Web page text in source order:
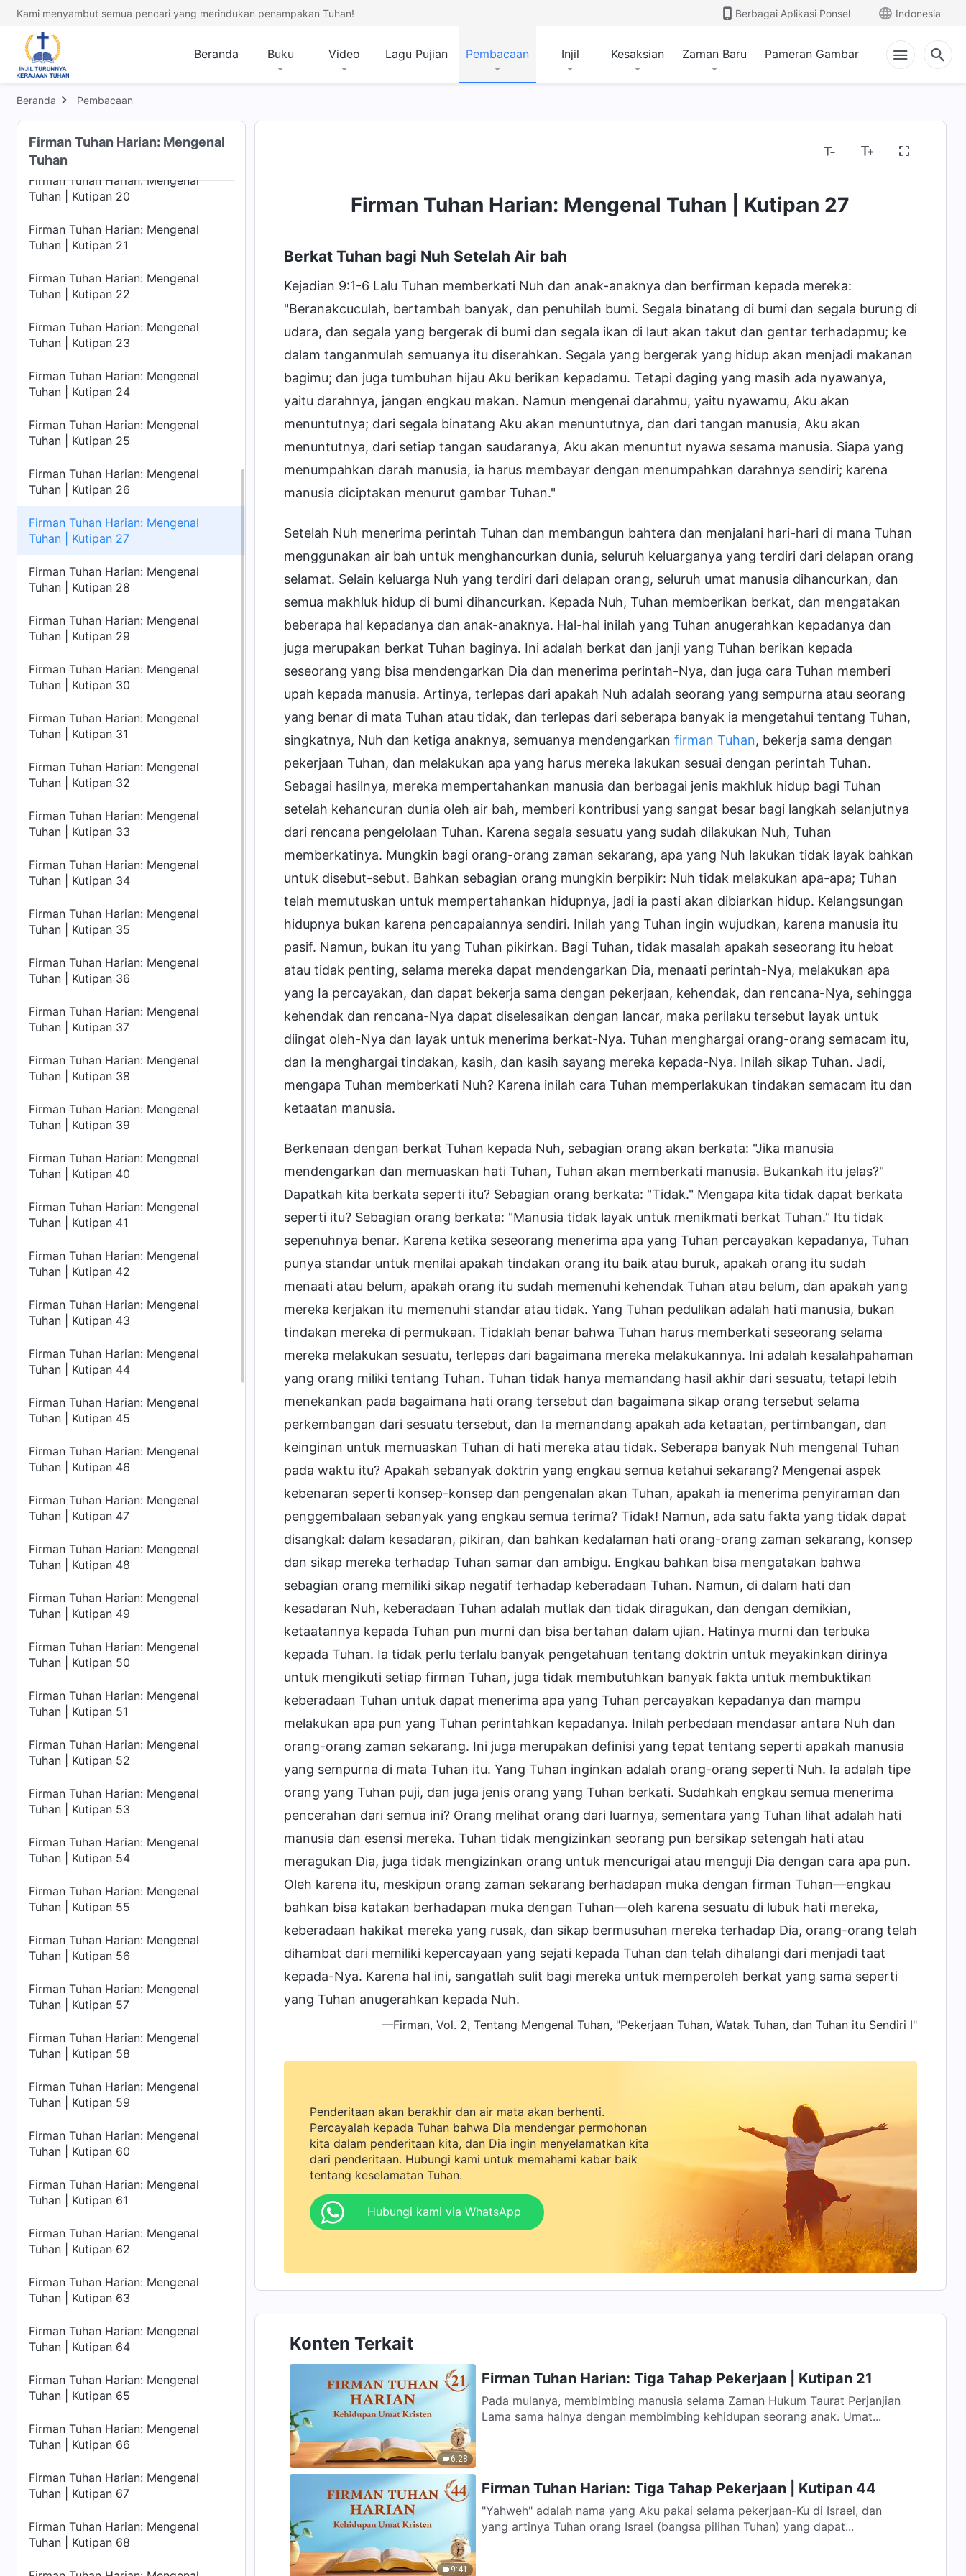
Kami menyambut semua pencari yang merindukan penampakan Tuhan! Berbagai Aplikasi Ponsel Indonesia
Beranda Buku Video Lagu Pujian Pembacaan Injil Kesaksian Zaman Baru Pameran Gambar
Beranda Pembacaan
Firman Tuhan Harian: Mengenal
Tuhan
Firman Tuhan Harian: Mengenal
Tuhan | Kutipan 17
Tuhan | Kutipan 18
Tuhan | Kutipan 19
Firman Tuhan Harian: Mengenal
Tuhan | Kutipan 20
Firman Tuhan Harian: Mengenal
Tuhan | Kutipan 21
Firman Tuhan Harian: Mengenal
Tuhan | Kutipan 22
Firman Tuhan Harian: Mengenal
Tuhan | Kutipan 23
Firman Tuhan Harian: Mengenal
Tuhan | Kutipan 24
Firman Tuhan Harian: Mengenal
Tuhan | Kutipan 25
Firman Tuhan Harian: Mengenal
Tuhan | Kutipan 26
Firman Tuhan Harian: Mengenal
Tuhan | Kutipan 27
Firman Tuhan Harian: Mengenal
Tuhan | Kutipan 28
Firman Tuhan Harian: Mengenal
Tuhan | Kutipan 29
Firman Tuhan Harian: Mengenal
Tuhan | Kutipan 30
Firman Tuhan Harian: Mengenal
Tuhan | Kutipan 31
Firman Tuhan Harian: Mengenal
Tuhan | Kutipan 32
Firman Tuhan Harian: Mengenal
Tuhan | Kutipan 33
Firman Tuhan Harian: Mengenal
Tuhan | Kutipan 34
Firman Tuhan Harian: Mengenal
Tuhan | Kutipan 35
Firman Tuhan Harian: Mengenal
Tuhan | Kutipan 36
Firman Tuhan Harian: Mengenal
Tuhan | Kutipan 37
Firman Tuhan Harian: Mengenal
Tuhan | Kutipan 38
Firman Tuhan Harian: Mengenal
Tuhan | Kutipan 39
Firman Tuhan Harian: Mengenal
Tuhan | Kutipan 40
Firman Tuhan Harian: Mengenal
Tuhan | Kutipan 41
Firman Tuhan Harian: Mengenal
Tuhan | Kutipan 42
Firman Tuhan Harian: Mengenal
Tuhan | Kutipan 43
Firman Tuhan Harian: Mengenal
Tuhan | Kutipan 44
Firman Tuhan Harian: Mengenal
Tuhan | Kutipan 45
Firman Tuhan Harian: Mengenal
Tuhan | Kutipan 46
Firman Tuhan Harian: Mengenal
Tuhan | Kutipan 47
Firman Tuhan Harian: Mengenal
Tuhan | Kutipan 48
Firman Tuhan Harian: Mengenal
Tuhan | Kutipan 49
Firman Tuhan Harian: Mengenal
Tuhan | Kutipan 50
Firman Tuhan Harian: Mengenal
Tuhan | Kutipan 51
Firman Tuhan Harian: Mengenal
Tuhan | Kutipan 52
Firman Tuhan Harian: Mengenal
Tuhan | Kutipan 53
Firman Tuhan Harian: Mengenal
Tuhan | Kutipan 54
Firman Tuhan Harian: Mengenal
Tuhan | Kutipan 55
Firman Tuhan Harian: Mengenal
Tuhan | Kutipan 56
Firman Tuhan Harian: Mengenal
Tuhan | Kutipan 57
Firman Tuhan Harian: Mengenal
Tuhan | Kutipan 58
Firman Tuhan Harian: Mengenal
Tuhan | Kutipan 59
Firman Tuhan Harian: Mengenal
Tuhan | Kutipan 60
Firman Tuhan Harian: Mengenal
Tuhan | Kutipan 61
Firman Tuhan Harian: Mengenal
Tuhan | Kutipan 62
Firman Tuhan Harian: Mengenal
Tuhan | Kutipan 63
Firman Tuhan Harian: Mengenal
Tuhan | Kutipan 64
Firman Tuhan Harian: Mengenal
Tuhan | Kutipan 65
Firman Tuhan Harian: Mengenal
Tuhan | Kutipan 66
Firman Tuhan Harian: Mengenal
Tuhan | Kutipan 67
Firman Tuhan Harian: Mengenal
Tuhan | Kutipan 68
Firman Tuhan Harian: Mengenal Tuhan | Kutipan 27
Berkat Tuhan bagi Nuh Setelah Air bah
Kejadian 9:1-6 Lalu Tuhan memberkati Nuh dan anak-anaknya dan berfirman kepada mereka:
"Beranakcuculah, bertambah banyak, dan penuhilah bumi. Segala binatang di bumi dan segala burung di
udara, dan segala yang bergerak di bumi dan segala ikan di laut akan takut dan gentar terhadapmu; ke
dalam tanganmulah semuanya itu diserahkan. Segala yang bergerak yang hidup akan menjadi makanan
bagimu; dan juga tumbuhan hijau Aku berikan kepadamu. Tetapi daging yang masih ada nyawanya,
yaitu darahnya, jangan engkau makan. Namun mengenai darahmu, yaitu nyawamu, Aku akan
menuntutnya; dari segala binatang Aku akan menuntutnya, dan dari tangan manusia, Aku akan
menuntutnya, dari setiap tangan saudaranya, Aku akan menuntut nyawa sesama manusia. Siapa yang
menumpahkan darah manusia, ia harus membayar dengan menumpahkan darahnya sendiri; karena
manusia diciptakan menurut gambar Tuhan."
Setelah Nuh menerima perintah Tuhan dan membangun bahtera dan menjalani hari-hari di mana Tuhan
menggunakan air bah untuk menghancurkan dunia, seluruh keluarganya yang terdiri dari delapan orang
selamat. Selain keluarga Nuh yang terdiri dari delapan orang, seluruh umat manusia dihancurkan, dan
semua makhluk hidup di bumi dihancurkan. Kepada Nuh, Tuhan memberikan berkat, dan mengatakan
beberapa hal kepadanya dan anak-anaknya. Hal-hal inilah yang Tuhan anugerahkan kepadanya dan
juga merupakan berkat Tuhan baginya. Ini adalah berkat dan janji yang Tuhan berikan kepada
seseorang yang bisa mendengarkan Dia dan menerima perintah-Nya, dan juga cara Tuhan memberi
upah kepada manusia. Artinya, terlepas dari apakah Nuh adalah seorang yang sempurna atau seorang
yang benar di mata Tuhan atau tidak, dan terlepas dari seberapa banyak ia mengetahui tentang Tuhan,
singkatnya, Nuh dan ketiga anaknya, semuanya mendengarkan firman Tuhan, bekerja sama dengan
pekerjaan Tuhan, dan melakukan apa yang harus mereka lakukan sesuai dengan perintah Tuhan.
Sebagai hasilnya, mereka mempertahankan manusia dan berbagai jenis makhluk hidup bagi Tuhan
setelah kehancuran dunia oleh air bah, memberi kontribusi yang sangat besar bagi langkah selanjutnya
dari rencana pengelolaan Tuhan. Karena segala sesuatu yang sudah dilakukan Nuh, Tuhan
memberkatinya. Mungkin bagi orang-orang zaman sekarang, apa yang Nuh lakukan tidak layak bahkan
untuk disebut-sebut. Bahkan sebagian orang mungkin berpikir: Nuh tidak melakukan apa-apa; Tuhan
telah memutuskan untuk mempertahankan hidupnya, jadi ia pasti akan dibiarkan hidup. Kelangsungan
hidupnya bukan karena pencapaiannya sendiri. Inilah yang Tuhan ingin wujudkan, karena manusia itu
pasif. Namun, bukan itu yang Tuhan pikirkan. Bagi Tuhan, tidak masalah apakah seseorang itu hebat
atau tidak penting, selama mereka dapat mendengarkan Dia, menaati perintah-Nya, melakukan apa
yang Ia percayakan, dan dapat bekerja sama dengan pekerjaan, kehendak, dan rencana-Nya, sehingga
kehendak dan rencana-Nya dapat diselesaikan dengan lancar, maka perilaku tersebut layak untuk
diingat oleh-Nya dan layak untuk menerima berkat-Nya. Tuhan menghargai orang-orang semacam itu,
dan Ia menghargai tindakan, kasih, dan kasih sayang mereka kepada-Nya. Inilah sikap Tuhan. Jadi,
mengapa Tuhan memberkati Nuh? Karena inilah cara Tuhan memperlakukan tindakan semacam itu dan
ketaatan manusia.
Berkenaan dengan berkat Tuhan kepada Nuh, sebagian orang akan berkata: "Jika manusia
mendengarkan dan memuaskan hati Tuhan, Tuhan akan memberkati manusia. Bukankah itu jelas?"
Dapatkah kita berkata seperti itu? Sebagian orang berkata: "Tidak." Mengapa kita tidak dapat berkata
seperti itu? Sebagian orang berkata: "Manusia tidak layak untuk menikmati berkat Tuhan." Itu tidak
sepenuhnya benar. Karena ketika seseorang menerima apa yang Tuhan percayakan kepadanya, Tuhan
punya standar untuk menilai apakah tindakan orang itu baik atau buruk, apakah orang itu sudah
menaati atau belum, apakah orang itu sudah memenuhi kehendak Tuhan atau belum, dan apakah yang
mereka kerjakan itu memenuhi standar atau tidak. Yang Tuhan pedulikan adalah hati manusia, bukan
tindakan mereka di permukaan. Tidaklah benar bahwa Tuhan harus memberkati seseorang selama
mereka melakukan sesuatu, terlepas dari bagaimana mereka melakukannya. Ini adalah kesalahpahaman
yang orang miliki tentang Tuhan. Tuhan tidak hanya memandang hasil akhir dari sesuatu, tetapi lebih
menekankan pada bagaimana hati orang tersebut dan bagaimana sikap orang tersebut selama
perkembangan dari sesuatu tersebut, dan Ia memandang apakah ada ketaatan, pertimbangan, dan
keinginan untuk memuaskan Tuhan di hati mereka atau tidak. Seberapa banyak Nuh mengenal Tuhan
pada waktu itu? Apakah sebanyak doktrin yang engkau semua ketahui sekarang? Mengenai aspek
kebenaran seperti konsep-konsep dan pengenalan akan Tuhan, apakah ia menerima penyiraman dan
penggembalaan sebanyak yang engkau semua terima? Tidak! Namun, ada satu fakta yang tidak dapat
disangkal: dalam kesadaran, pikiran, dan bahkan kedalaman hati orang-orang zaman sekarang, konsep
dan sikap mereka terhadap Tuhan samar dan ambigu. Engkau bahkan bisa mengatakan bahwa
sebagian orang memiliki sikap negatif terhadap keberadaan Tuhan. Namun, di dalam hati dan
kesadaran Nuh, keberadaan Tuhan adalah mutlak dan tidak diragukan, dan dengan demikian,
ketaatannya kepada Tuhan pun murni dan bisa bertahan dalam ujian. Hatinya murni dan terbuka
kepada Tuhan. Ia tidak perlu terlalu banyak pengetahuan tentang doktrin untuk meyakinkan dirinya
untuk mengikuti setiap firman Tuhan, juga tidak membutuhkan banyak fakta untuk membuktikan
keberadaan Tuhan untuk dapat menerima apa yang Tuhan percayakan kepadanya dan mampu
melakukan apa pun yang Tuhan perintahkan kepadanya. Inilah perbedaan mendasar antara Nuh dan
orang-orang zaman sekarang. Ini juga merupakan definisi yang tepat tentang seperti apakah manusia
yang sempurna di mata Tuhan itu. Yang Tuhan inginkan adalah orang-orang seperti Nuh. Ia adalah tipe
orang yang Tuhan puji, dan juga jenis orang yang Tuhan berkati. Sudahkah engkau semua menerima
pencerahan dari semua ini? Orang melihat orang dari luarnya, sementara yang Tuhan lihat adalah hati
manusia dan esensi mereka. Tuhan tidak mengizinkan seorang pun bersikap setengah hati atau
meragukan Dia, juga tidak mengizinkan orang untuk mencurigai atau menguji Dia dengan cara apa pun.
Oleh karena itu, meskipun orang zaman sekarang berhadapan muka dengan firman Tuhan—engkau
bahkan bisa katakan berhadapan muka dengan Tuhan—oleh karena sesuatu di lubuk hati mereka,
keberadaan hakikat mereka yang rusak, dan sikap bermusuhan mereka terhadap Dia, orang-orang telah
dihambat dari memiliki kepercayaan yang sejati kepada Tuhan dan telah dihalangi dari menjadi taat
kepada-Nya. Karena hal ini, sangatlah sulit bagi mereka untuk memperoleh berkat yang sama seperti
yang Tuhan anugerahkan kepada Nuh.
—Firman, Vol. 2, Tentang Mengenal Tuhan, "Pekerjaan Tuhan, Watak Tuhan, dan Tuhan itu Sendiri I"
Penderitaan akan berakhir dan air mata akan berhenti.
Percayalah kepada Tuhan bahwa Dia mendengar permohonan
kita dalam penderitaan kita, dan Dia ingin menyelamatkan kita
dari penderitaan. Hubungi kami untuk memahami kabar baik
tentang keselamatan Tuhan.
Hubungi kami via WhatsApp
Konten Terkait
6:28
Firman Tuhan Harian: Tiga Tahap Pekerjaan | Kutipan 21
Pada mulanya, membimbing manusia selama Zaman Hukum Taurat Perjanjian
Lama sama halnya dengan membimbing kehidupan seorang anak. Umat...
9:41
Firman Tuhan Harian: Tiga Tahap Pekerjaan | Kutipan 44
"Yahweh" adalah nama yang Aku pakai selama pekerjaan-Ku di Israel, dan
yang artinya Tuhan orang Israel (bangsa pilihan Tuhan) yang dapat...